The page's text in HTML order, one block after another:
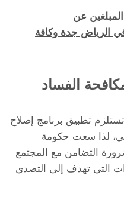
عن
الرياض جدة وكافة
الفساد
تطبيق برنامج إصلاح
لذا سعت حكومة
التضامن مع المجتمع
التي تهدف إلى التصدي